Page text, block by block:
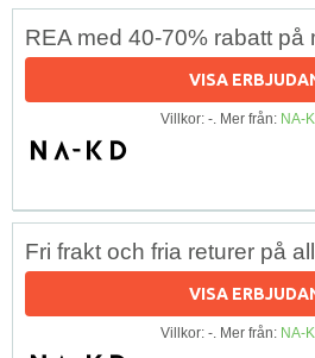
REA med 40-70% rabatt på
VISA
Villkor: -. Mer från: NA-
Fri frakt och fria returer på
VISA
Villkor: -. Mer från: NA-